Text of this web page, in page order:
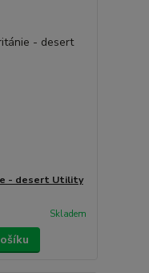
- desert Utility
Skladem